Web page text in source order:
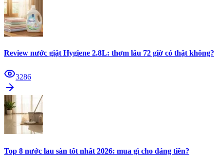
Review nước giặt Hygiene 2.8L: thơm lâu 72 giờ có thật không?
3286
Top 8 nước lau sàn tốt nhất 2026: mua gì cho đáng tiền?